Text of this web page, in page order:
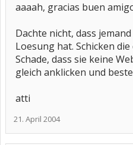
aaaah, gracias buen
Dachte nicht, dass
Loesung hat. Schicken
Schade, dass sie keine
gleich anklicken und
atti
21. April 2004